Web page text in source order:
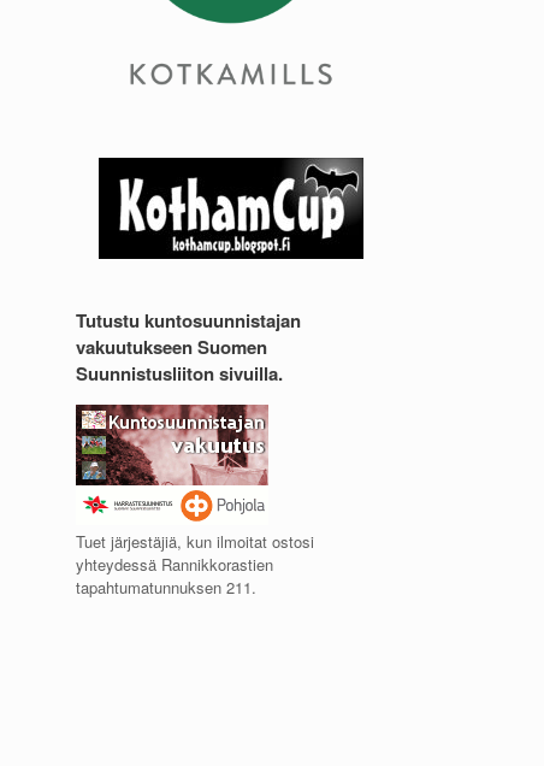
Tutustu kuntosuunnistajan
vakuutukseen Suomen
Suunnistusliiton sivuilla.
Tuet järjestäjiä, kun ilmoitat ostosi
yhteydessä Rannikkorastien
tapahtumatunnuksen 211.